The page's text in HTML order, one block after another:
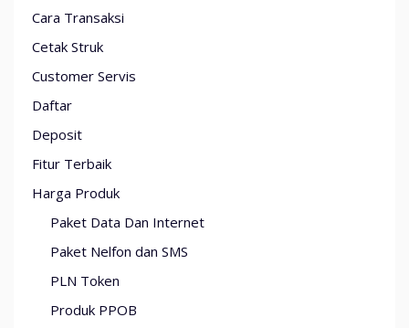
Cara Transaksi
Cetak Struk
Customer Servis
Daftar
Deposit
Fitur Terbaik
Harga Produk
Paket Data Dan Internet
Paket Nelfon dan SMS
PLN Token
Produk PPOB